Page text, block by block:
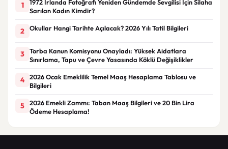
1
1972 İrlanda Fotoğrafı Yeniden Gündemde Sevgilisi İçin Silaha
Sarılan Kadın Kimdir?
2 Okullar Hangi Tarihte Açılacak? 2026 Yılı Tatil Bilgileri
3
Torba Kanun Komisyonu Onayladı: Yüksek Aidatlara
Sınırlama, Tapu ve Çevre Yasasında Köklü Değişiklikler
4
2026 Ocak Emeklilik Temel Maaş Hesaplama Tablosu ve
Bilgileri
5
2026 Emekli Zammı: Taban Maaş Bilgileri ve 20 Bin Lira
Ödeme Hesaplama!